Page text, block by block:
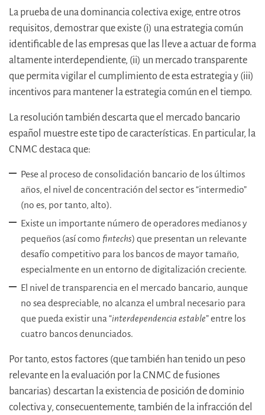
La prueba de una dominancia colectiva exige, entre otros
requisitos, demostrar que existe (i) una estrategia común
identificable de las empresas que las lleve a actuar de forma
altamente interdependiente, (ii) un mercado transparente
que permita vigilar el cumplimiento de esta estrategia y (iii)
incentivos para mantener la estrategia común en el tiempo.
La resolución también descarta que el mercado bancario
español muestre este tipo de características. En particular, la
CNMC destaca que:
Pese al proceso de consolidación bancario de los últimos
años, el nivel de concentración del sector es “intermedio”
(no es, por tanto, alto).
Existe un importante número de operadores medianos y
pequeños (así como fintechs) que presentan un relevante
desafío competitivo para los bancos de mayor tamaño,
especialmente en un entorno de digitalización creciente.
El nivel de transparencia en el mercado bancario, aunque
no sea despreciable, no alcanza el umbral necesario para
que pueda existir una “interdependencia estable” entre los
cuatro bancos denunciados.
Por tanto, estos factores (que también han tenido un peso
relevante en la evaluación por la CNMC de fusiones
bancarias) descartan la existencia de posición de dominio
colectiva y, consecuentemente, también de la infracción del